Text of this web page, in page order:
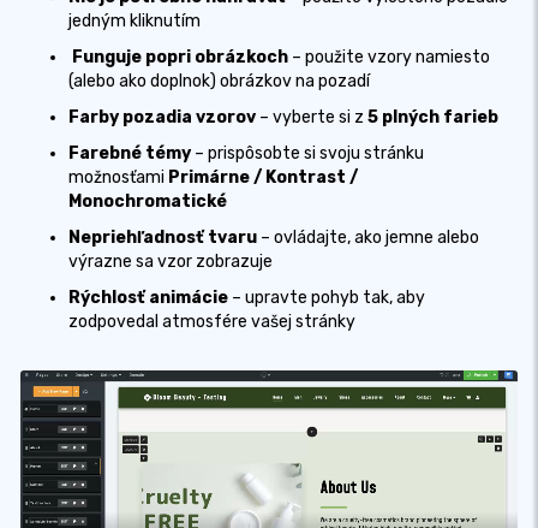
jedným kliknutím
Funguje popri obrázkoch – použite vzory namiesto
(alebo ako doplnok) obrázkov na pozadí
Farby pozadia vzorov – vyberte si z 5 plných farieb
Farebné témy – prispôsobte si svoju stránku
možnosťami Primárne / Kontrast /
Monochromatické
Nepriehľadnosť tvaru – ovládajte, ako jemne alebo
výrazne sa vzor zobrazuje
Rýchlosť animácie – upravte pohyb tak, aby
zodpovedal atmosfére vašej stránky